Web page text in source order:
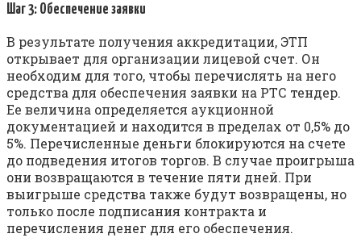
Шаг 3: Обеспечение заявки
В результате получения аккредитации, ЭТП
открывает для организации лицевой счет. Он
необходим для того, чтобы перечислять на него
средства для обеспечения заявки на РТС тендер.
Ее величина определяется аукционной
документацией и находится в пределах от 0,5% до
5%. Перечисленные деньги блокируются на счете
до подведения итогов торгов. В случае проигрыша
они возвращаются в течение пяти дней. При
выигрыше средства также будут возвращены, но
только после подписания контракта и
перечисления денег для его обеспечения.